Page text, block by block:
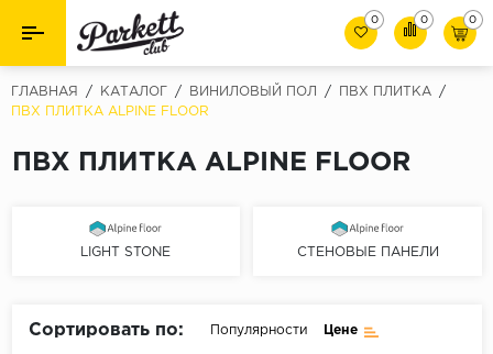
Назад Назад
32 класс
34 класс
Виниловый пол (SPC/ПВХ)
Материалы для укладки
0 0 0
ГЛАВНАЯ / КАТАЛОГ / ВИНИЛОВЫЙ ПОЛ / ПВХ ПЛИТКА
/
ПВХ ПЛИТКА ALPINE FLOOR
ПВХ ПЛИТКА ALPINE FLOOR
LIGHT STONE СТЕНОВЫЕ ПАНЕЛИ
Сортировать по: Популярности Цене